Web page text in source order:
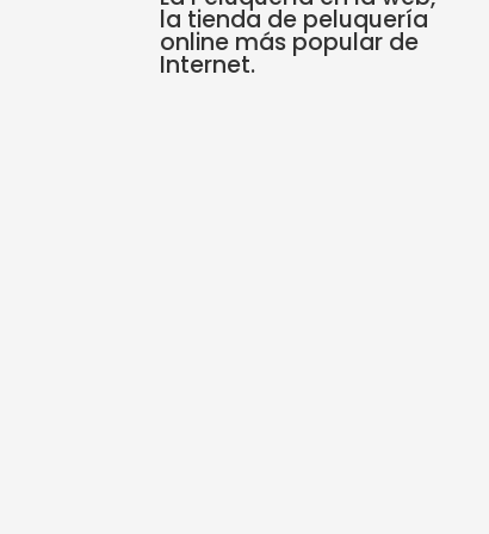
la tienda de peluquería
online más popular de
Internet.